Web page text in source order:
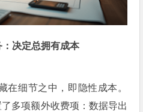
决定总拥有成本
在细节之中，即隐性成本。
多项额外收费项：数据导出